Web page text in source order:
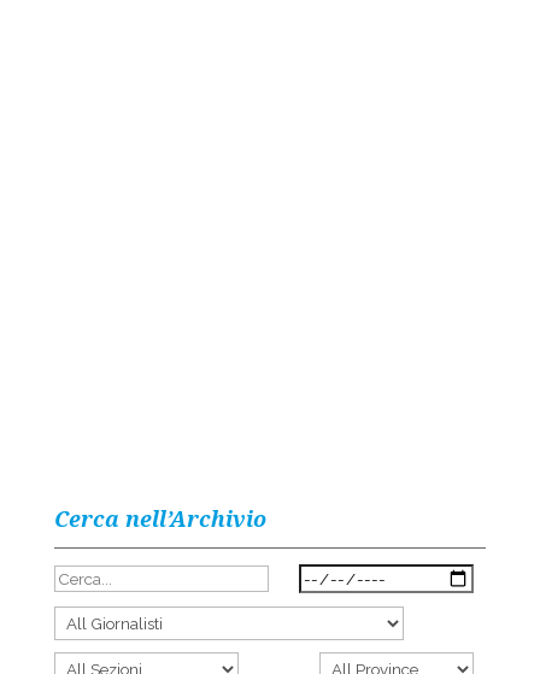
Cerca nell’Archivio